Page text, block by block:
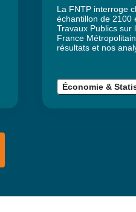
La FNTP interroge
échantillon de 2100
Travaux Publics sur
France
résultats et nos
Économie &